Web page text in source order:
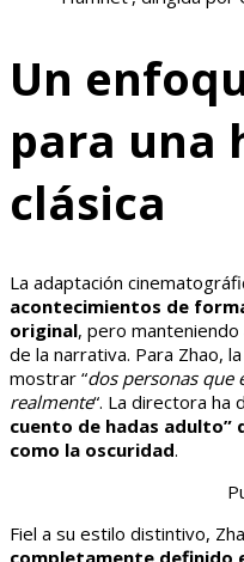
Un
para una
clásica
La adaptación
acontecimientos de
original, pero manteniendo
de la narrativa. Para Zhao,
mostrar “dos personas que
realmente“. La directora ha
cuento de hadas adulto”
como la oscuridad.
Fiel a su estilo distintivo,